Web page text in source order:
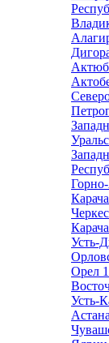
Усть-
Орел
Усть-
Астана